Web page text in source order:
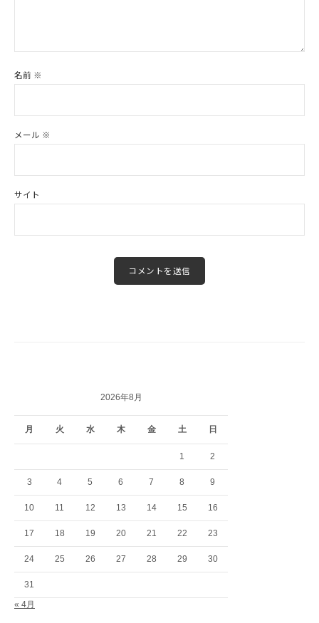
名前 ※
メール ※
サイト
2026年8月
月 火 水 木 金 土 日
1 2
3 4 5 6 7 8 9
10 11 12 13 14 15 16
17 18 19 20 21 22 23
24 25 26 27 28 29 30
31
« 4月